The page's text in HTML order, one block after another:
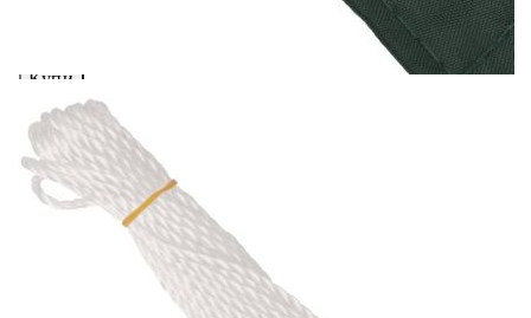
Acest tabel are caracter informativ. Adăugați produsul în
coșul de cumpărături unde veți putea selecta detaliile
Предоставената таблица е с информационна цел.
Добавете продукта в количката си с бутона "Добави в
количката" и при поръчка ще можете да изберете броя
вноски на кредита.
Предоставената таблица е с информационна цел.
Добавете продукта в количката си с бутона "Добави в
количката" и при поръчка ще можете да изберете броя
вноски на кредита.